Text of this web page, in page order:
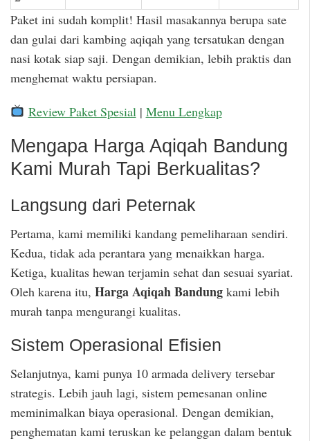
Paket ini sudah komplit! Hasil masakannya berupa sate
dan gulai dari kambing aqiqah yang tersatukan dengan
nasi kotak siap saji. Dengan demikian, lebih praktis dan
menghemat waktu persiapan.
Review Paket Spesial | Menu Lengkap
Mengapa Harga Aqiqah Bandung
Kami Murah Tapi Berkualitas?
Langsung dari Peternak
Pertama, kami memiliki kandang pemeliharaan sendiri.
Kedua, tidak ada perantara yang menaikkan harga.
Ketiga, kualitas hewan terjamin sehat dan sesuai syariat.
Oleh karena itu, Harga Aqiqah Bandung kami lebih
murah tanpa mengurangi kualitas.
Sistem Operasional Efisien
Selanjutnya, kami punya 10 armada delivery tersebar
strategis. Lebih jauh lagi, sistem pemesanan online
meminimalkan biaya operasional. Dengan demikian,
penghematan kami teruskan ke pelanggan dalam bentuk